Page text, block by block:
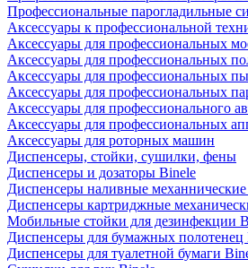
Профессиональные парогладильные
Аксессуары к профессиональной
Аксессуары для профессиональных
Аксессуары для профессиональных
Аксессуары для профессиональных
Аксессуары для профессиональных
Аксессуары для профессионального
Аксессуары для профессиональных
Аксессуары для роторных машин
Диспенсеры, стойки, сушилки, фены
Диспенсеры и дозаторы Binele
Диспенсеры наливные
Диспенсеры картриджные
Мобильные стойки для дезинфекции
Диспенсеры для бумажных полотенец
Диспенсеры для туалетной бумаги